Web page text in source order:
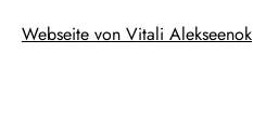
Webseite von Vitali Alekseenok